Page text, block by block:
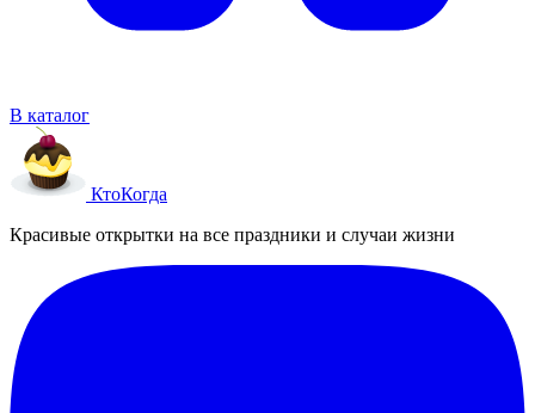
В каталог
КтоКогда
Красивые открытки на все праздники и случаи жизни